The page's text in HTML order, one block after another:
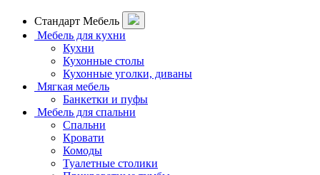
Стандарт Мебель
Мебель для кухни
Кухни
Кухонные столы
Кухонные уголки, диваны
Мягкая мебель
Банкетки и пуфы
Мебель для спальни
Спальни
Кровати
Комоды
Туалетные столики